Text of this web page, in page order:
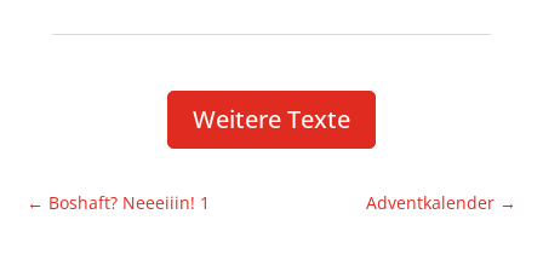
Weitere Texte
← Boshaft? Neeeiiin! 1 Advent­ka­lender→